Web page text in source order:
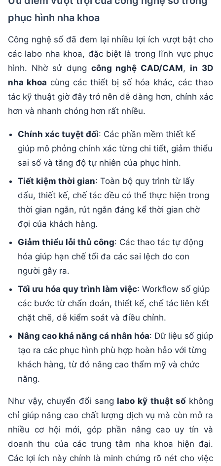
phục hình nha khoa
Công nghệ số đã đem lại nhiều lợi ích vượt bật cho
các labo nha khoa, đặc biệt là trong lĩnh vực phục
hình. Nhờ sử dụng công nghệ CAD/CAM, in 3D
nha khoa cùng các thiết bị số hóa khác, các thao
tác kỹ thuật giờ đây trở nên dễ dàng hơn, chính xác
hơn và nhanh chóng hơn rất nhiều.
Chính xác tuyệt đối: Các phần mềm thiết kế
giúp mô phỏng chính xác từng chi tiết, giảm thiểu
sai số và tăng độ tự nhiên của phục hình.
Tiết kiệm thời gian: Toàn bộ quy trình từ lấy
dấu, thiết kế, chế tác đều có thể thực hiện trong
thời gian ngắn, rút ngắn đáng kể thời gian chờ
đợi của khách hàng.
Giảm thiểu lỗi thủ công: Các thao tác tự động
hóa giúp hạn chế tối đa các sai lệch do con
người gây ra.
Tối ưu hóa quy trình làm việc: Workflow số giúp
các bước từ chẩn đoán, thiết kế, chế tác liên kết
chặt chẽ, dễ kiểm soát và điều chỉnh.
Nâng cao khả năng cá nhân hóa: Dữ liệu số giúp
tạo ra các phục hình phù hợp hoàn hảo với từng
khách hàng, từ đó nâng cao thẩm mỹ và chức
năng.
Như vậy, chuyển đổi sang labo kỹ thuật sốkhông
chỉ giúp nâng cao chất lượng dịch vụ mà còn mở ra
nhiều cơ hội mới, góp phần nâng cao uy tín và
doanh thu của các trung tâm nha khoa hiện đại.
Các lợi ích này chính là minh chứng rõ nét cho việc